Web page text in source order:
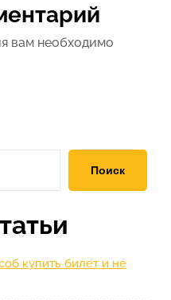
вам необходимо
Поиск
купить билет и не